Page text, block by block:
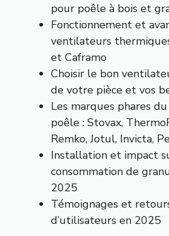
pour poêle à bois et
Fonctionnement et
ventilateurs
et Caframo
Choisir le bon
de votre pièce et vos
Les marques phares
poêle : Stovax,
Remko, Jotul, Invicta,
Installation et impact
consommation de
2025
Témoignages et
d’utilisateurs en 2025